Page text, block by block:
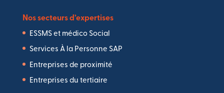
Nos secteurs d’expertises
ESSMS et médico Social
Services À la Personne SAP
Entreprises de proximité
Entreprises du tertiaire